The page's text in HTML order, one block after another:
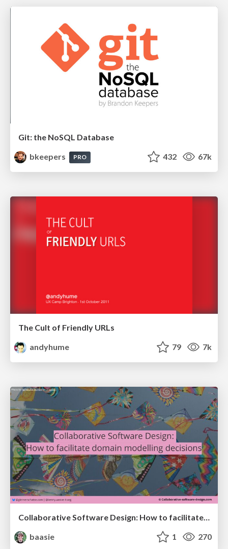
Git: the NoSQL Database
bkeepers
PRO 432 67k
The Cult of Friendly URLs
andyhume
79 7k
Collaborative Software Design: How to facilitate domain modelling decisions
baasie
1 270